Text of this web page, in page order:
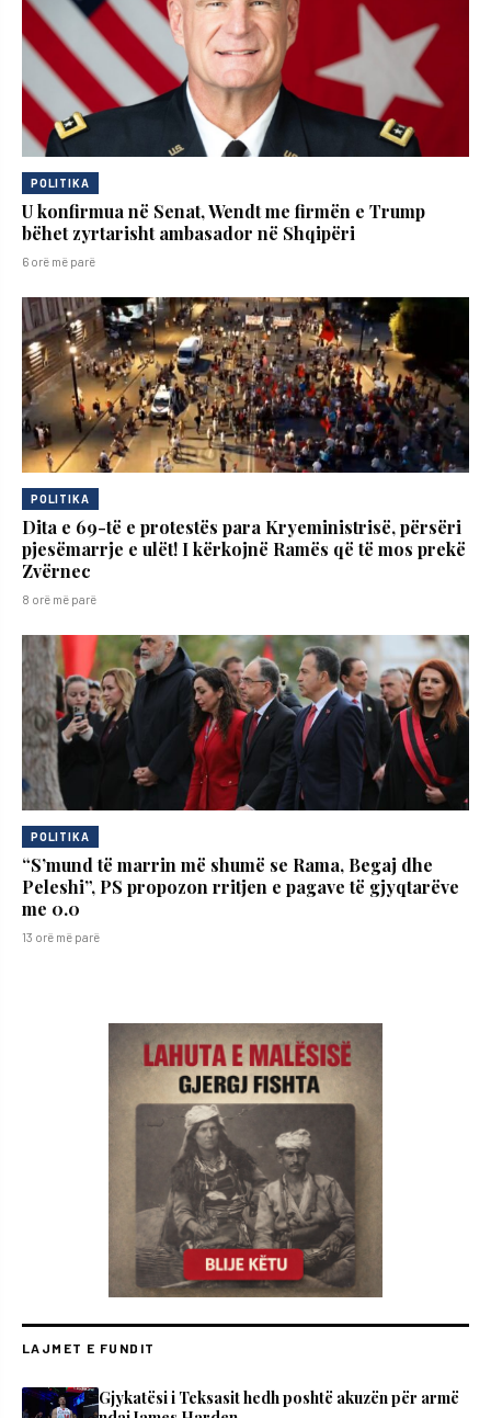
POLITIKA
U konfirmua në Senat, Wendt me firmën e Trump
bëhet zyrtarisht ambasador në Shqipëri
6 orë më parë
POLITIKA
Dita e 69-të e protestës para Kryeministrisë, përsëri
pjesëmarrje e ulët! I kërkojnë Ramës që të mos prekë
Zvërnec
8 orë më parë
POLITIKA
“S’mund të marrin më shumë se Rama, Begaj dhe
Peleshi”, PS propozon rritjen e pagave të gjyqtarëve
me 0.0
13 orë më parë
LAJMET E FUNDIT
Gjykatësi i Teksasit hedh poshtë akuzën për armë